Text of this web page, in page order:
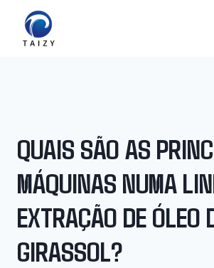
content
QUAIS SÃO AS
MÁQUINAS NUMA
EXTRAÇÃO DE ÓLEO
GIRASSOL?